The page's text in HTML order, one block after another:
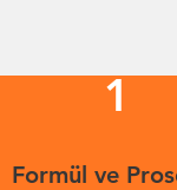
1
Formül ve